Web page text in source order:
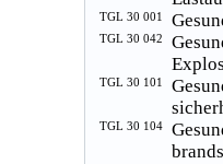
TGL 30 001
TGL 30 042
TGL 30 101
TGL 30 104